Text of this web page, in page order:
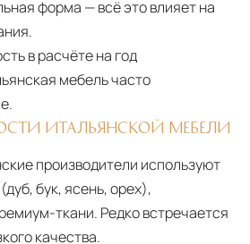
форма — всё это влияет на
в расчёте на год
мебель часто
ИТАЛЬЯНСКОЙ МЕБЕЛИ
производители используют
бук, ясень, орех),
ткани. Редко встречается
качества.